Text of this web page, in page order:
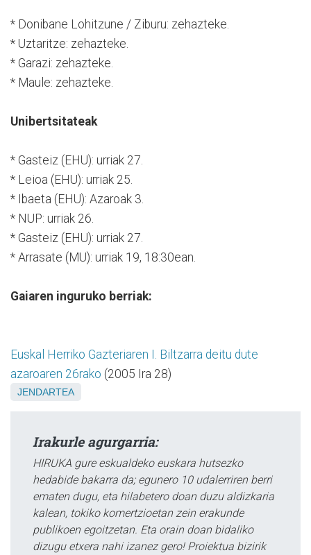
* Donibane Lohitzune / Ziburu: zehazteke.
* Uztaritze: zehazteke.
* Garazi: zehazteke.
* Maule: zehazteke.
Unibertsitateak
* Gasteiz (EHU): urriak 27.
* Leioa (EHU): urriak 25.
* Ibaeta (EHU): Azaroak 3.
* NUP: urriak 26.
* Gasteiz (EHU): urriak 27.
* Arrasate (MU): urriak 19, 18:30ean.
Gaiaren inguruko berriak:
Euskal Herriko Gazteriaren I. Biltzarra deitu dute
azaroaren 26rako (2005 Ira 28)
JENDARTEA
Irakurle agurgarria:
HIRUKA gure eskualdeko euskara hutsezko
hedabide bakarra da; egunero 10 udalerriren berri
ematen dugu, eta hilabetero doan duzu aldizkaria
kalean, tokiko komertzioetan zein erakunde
publikoen egoitzetan. Eta orain doan bidaliko
dizugu etxera nahi izanez gero! Proiektua bizirik